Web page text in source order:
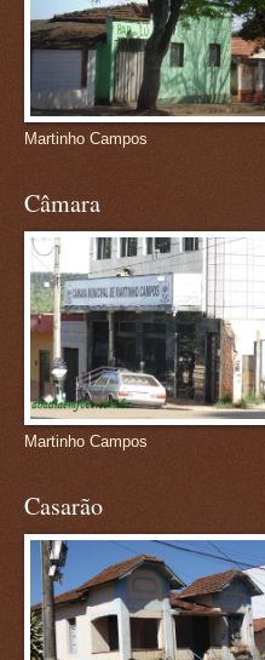
Martinho Campos
Câmara
Martinho Campos
Casarão